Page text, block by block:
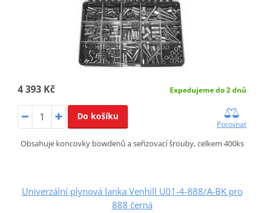
4 393 Kč Expedujeme do 2 dnů
Do košíku
Porovnat
Obsahuje koncovky bowdenů a seřizovací šrouby, celkem 400ks
Univerzální plynová lanka Venhill U01-4-888/A-BK pro
888 černá